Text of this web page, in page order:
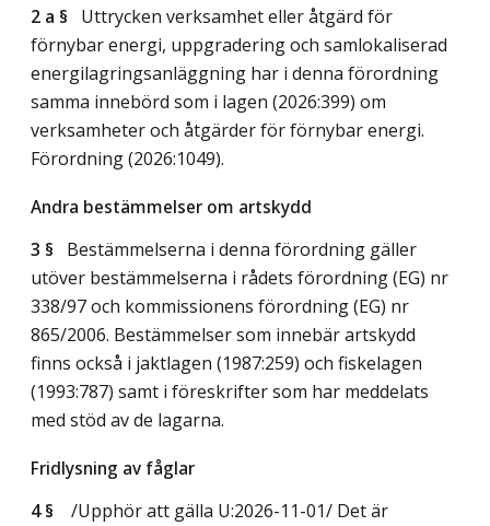
2 a § Uttrycken verksamhet eller åtgärd för
förnybar energi, uppgradering och samlokaliserad
energilagringsanläggning har i denna förordning
samma innebörd som i lagen (2026:399) om
verksamheter och åtgärder för förnybar energi.
Förordning (2026:1049).
Andra bestämmelser om artskydd
3 § Bestämmelserna i denna förordning gäller
utöver bestämmelserna i rådets förordning (EG) nr
338/97 och kommissionens förordning (EG) nr
865/2006. Bestämmelser som innebär artskydd
finns också i jaktlagen (1987:259) och fiskelagen
(1993:787) samt i föreskrifter som har meddelats
med stöd av de lagarna.
Fridlysning av fåglar
4 §
/Upphör att gälla U:2026-11-01/ Det är